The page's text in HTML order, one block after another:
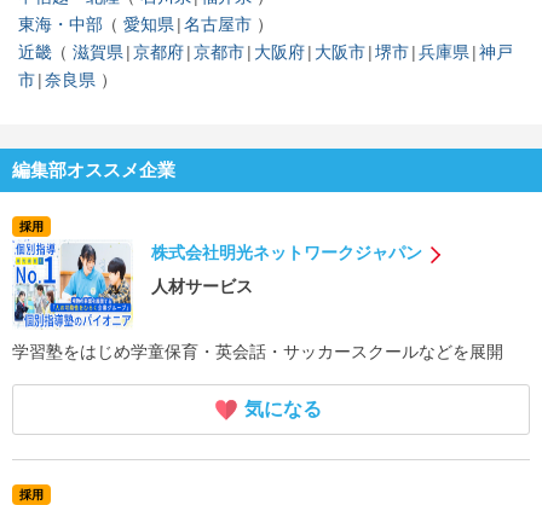
東海・中部
愛知県 名古屋市
近畿
滋賀県 京都府 京都市 大阪府 大阪市 堺市 兵庫県 神戸
市 奈良県
編集部オススメ企業
採用
株式会社明光ネットワークジャパン
人材サービス
学習塾をはじめ学童保育・英会話・サッカースクールなどを展開
気になる
採用